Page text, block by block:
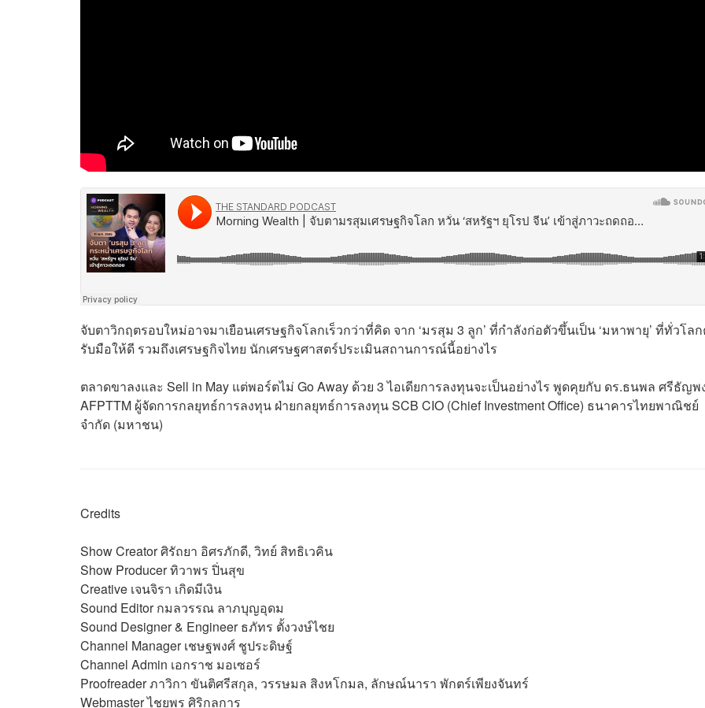
จับตาวิกฤตรอบใหม่อาจมาเยือนเศรษฐกิจโลกเร็วกว่าที่คิด จาก ‘มรสุม 3 ลูก’ ที่กำลังก่อตัวขึ้นเป็น ‘มหาพายุ’ ที่ทั่วโล
รับมือให้ดี รวมถึงเศรษฐกิจไทย นักเศรษฐศาสตร์ประเมินสถานการณ์นี้อย่างไร
ตลาดขาลงและ Sell in May แต่พอร์ตไม่ Go Away ด้วย 3 ไอเดียการลงทุนจะเป็นอย่างไร พูดคุยกับ ดร.ธนพล ศรีธัญพ
AFPTTM ผู้จัดการกลยุทธ์การลงทุน ฝ่ายกลยุทธ์การลงทุน SCB CIO (Chief Investment Office) ธนาคารไทยพาณิชย์
จำกัด (มหาชน)
Credits
Show Creator ศิรัถยา อิศรภักดี, วิทย์ สิทธิเวคิน
Show Producer ทิวาพร ปิ่นสุข
Creative เจนจิรา เกิดมีเงิน
Sound Editorกมลวรรณ ลาภบุญอุดม
Sound Designer & Engineer ธภัทร ตั้งวงษ์ไชย
Channel Manager เชษฐพงศ์ ชูประดิษฐ์
Channel Admin เอกราช มอเซอร์
Proofreader ภาวิกา ขันติศรีสกุล, วรรษมล สิงหโกมล, ลักษณ์นารา พักตร์เพียงจันทร์
Webmasterไชยพร ศิริกลการ